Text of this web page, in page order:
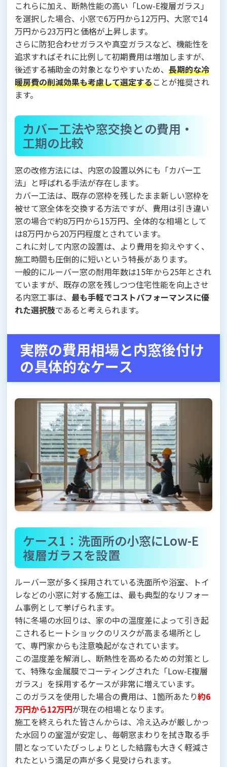
これらに加え、断熱性能の高い「Low-E複層ガラス」
を選択した場合、小窓で6万円から12万円、大窓で14
万円から23万円と価格が上昇します。
さらに防犯合わせガラスや真空ガラスなど、機能性を
追求すればそれに比例して初期費用は増加しますが、
後述する補助金の対象となりやすいため、 長期的な冷
暖房費の削減効果も考慮して選定することが推奨され
ます。
カバー工法や窓交換との費用・
工期の比較
窓の改修方法には、内窓の設置以外にも「カバー工
法」と呼ばれる手法が存在します。
カバー工法は、既存の窓枠を残したまま新しい窓枠を
被せて窓全体を交換する方法ですが、費用は引き違い
窓の場合で約8万円から15万円、全体的な相場として
は8万円から20万円程度とされています。
これに対して内窓の設置は、より費用を抑えやすく、
施工時間も圧倒的に短いという特長があります。
一般的にルーバー窓の耐用年数は15年から25年とされ
ていますが、既存の窓を残しつつ住宅性能を向上させ
る内窓工事は、 最も手軽でコストパフォーマンスに優
れた選択肢であると考えられます。
実際の費用相場と内窓後付け
の具体的なケース
ケース1：洗面所の小窓にLow-E
複層ガラスを設置
ルーバー窓が多く採用されている洗面所や浴室、トイ
レなどの小窓に対する施工は、最も典型的なリフォー
ム事例として挙げられます。
特に冬場の水回りは、家の中の温度差によって引き起
こされるヒートショックのリスクが高まる場所とし
て、専門家からも注意喚起がなされています。
この温度差を解消し、断熱性を高めるための対策とし
て、特殊な金属膜でコーティングされた「Low-E複層
ガラス」を採用するケースが非常に増えています。
このガラスを使用した場合の費用は、1箇所あたり約6
万円から12万円が現在の相場となります。
施工を終えられた皆さんからは、冷え込みが厳しかっ
た水回りの室温が安定し、毎朝窓まわりを拭き取る手
間となっていたびっしょりとした結露も大きく軽減さ
れたという満足の声が多く見受けられます。